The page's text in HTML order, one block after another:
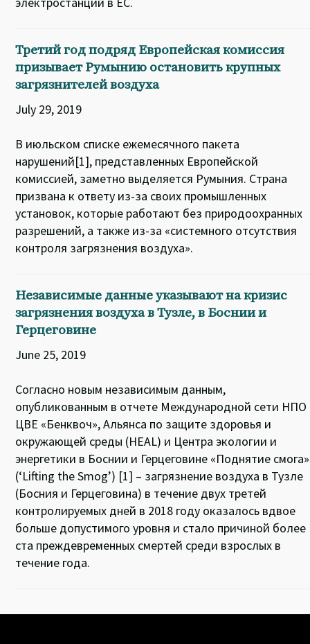
Третий год подряд Европейская комиссия
призывает Румынию остановить крупных
загрязнителей воздуха
July 29, 2019
В июльском списке ежемесячного пакета
нарушений[1], представленных Европейской
комиссией, заметно выделяется Румыния. Страна
призвана к ответу из-за своих промышленных
установок, которые работают без природоохранных
разрешений, а также из-за «системного отсутствия
контроля загрязнения воздуха».
Независимые данные указывают на кризис
загрязнения воздуха в Тузле, в Боснии и
Герцеговине
June 25, 2019
Согласно новым независимым данным,
опубликованным в отчете Международной сети НПО
ЦВЕ «Бенквоч», Альянса по защите здоровья и
окружающей среды (HEAL) и Центра экологии и
энергетики в Боснии и Герцеговине «Поднятие смога»
(‘Lifting the Smog’) [1] – загрязнение воздуха в Тузле
(Босния и Герцеговина) в течение двух третей
контролируемых дней в 2018 году оказалось вдвое
больше допустимого уровня и стало причиной более
ста преждевременных смертей среди взрослых в
течение года.